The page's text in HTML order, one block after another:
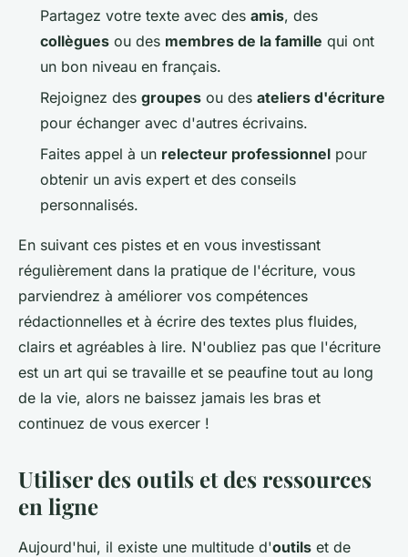
Partagez votre texte avec des amis, des
collègues ou des membres de la famille qui ont
un bon niveau en français.
Rejoignez des groupes ou des ateliers d'écriture
pour échanger avec d'autres écrivains.
Faites appel à un relecteur professionnel pour
obtenir un avis expert et des conseils
personnalisés.
En suivant ces pistes et en vous investissant
régulièrement dans la pratique de l'écriture, vous
parviendrez à améliorer vos compétences
rédactionnelles et à écrire des textes plus fluides,
clairs et agréables à lire. N'oubliez pas que l'écriture
est un art qui se travaille et se peaufine tout au long
de la vie, alors ne baissez jamais les bras et
continuez de vous exercer !
Utiliser des outils et des ressources
en ligne
Aujourd'hui, il existe une multitude d'outils et de